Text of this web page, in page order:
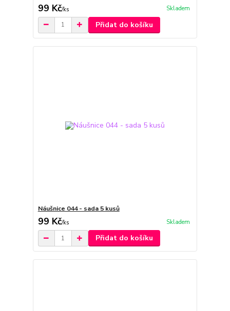
99 Kč/ks Skladem
Přidat do košíku
Náušnice 044 - sada 5 kusů
99 Kč/ks Skladem
Přidat do košíku